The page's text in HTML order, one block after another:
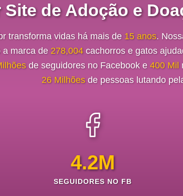
Site de Adoção e
transforma vidas há mais de 15 anos.
a marca de 278,004 cachorros e gatos
de seguidores no Facebook e 400 Mil
26 Milhõesde pessoas lutando
4.2M
SEGUIDORES NO FB